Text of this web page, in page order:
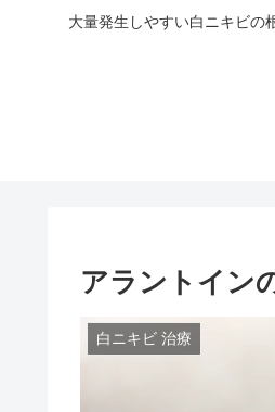
大量発生しやすい白ニキビの
アラントイン
白ニキビ 治療